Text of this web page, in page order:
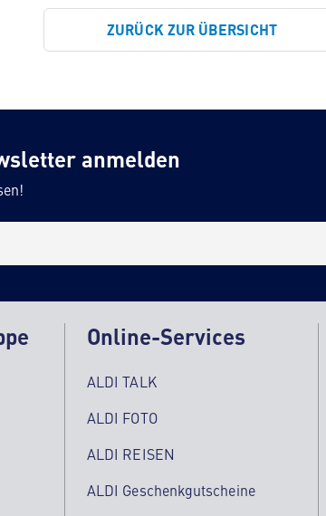
ZURÜCK ZUR ÜBERSICHT
anmelden
Online-Services
ALDI TALK
ALDI FOTO
ALDI REISEN
ALDI Geschenkgutscheine